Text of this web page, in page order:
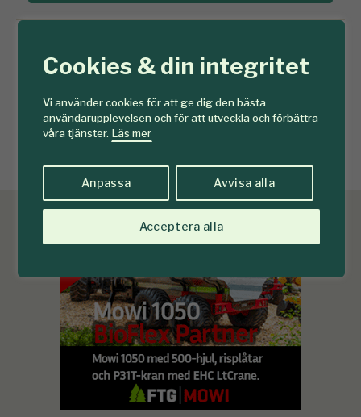
Cookies & din integritet
Vi använder cookies för att ge dig den bästa
användarupplevelsen och för att utveckla och förbättra
våra tjänster. Läs mer
Anpassa Avvisa alla
Acceptera alla
Prenumererar du redan på Tidningen Skogen? Då loggar du